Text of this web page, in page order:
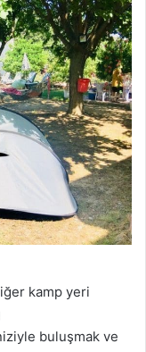
kamp yeri
buluşmak ve